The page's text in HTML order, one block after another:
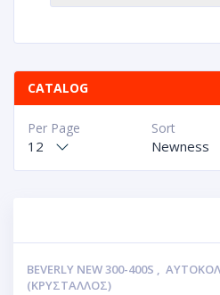
CATALOG
Sort
Newness
Per Page
12
BEVERLY NEW 300-400S ,
(ΚΡΥΣΤΑΛΛΟΣ)